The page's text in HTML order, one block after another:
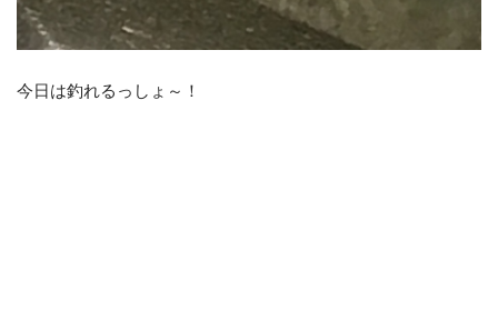
今日は釣れるっしょ～！